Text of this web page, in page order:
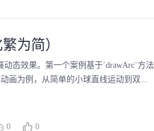
为简）
态效果。第一个案例基于`drawArc`方法
画为例，从简单的小球直线运动到双...
0 0